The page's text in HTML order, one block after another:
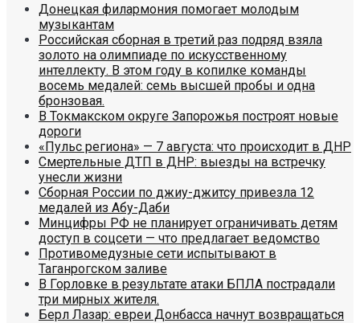
Донецкая филармония помогает молодым
музыкантам
Российская сборная в третий раз подряд взяла
золото на олимпиаде по искусственному
интеллекту. В этом году в копилке команды
восемь медалей: семь высшей пробы и одна
бронзовая.
В Токмакском округе Запорожья построят новые
дороги
«Пульс региона» — 7 августа: что происходит в ДНР
Смертельные ДТП в ДНР: выезды на встречку
унесли жизни
Сборная России по джиу-джитсу привезла 12
медалей из Абу-Даби
Минцифры РФ не планирует ограничивать детям
доступ в соцсети — что предлагает ведомство
Противомедузные сети испытывают в
Таганрогском заливе
В Горловке в результате атаки БПЛА пострадали
три мирных жителя.
Берл Лазар: евреи Донбасса начнут возвращаться